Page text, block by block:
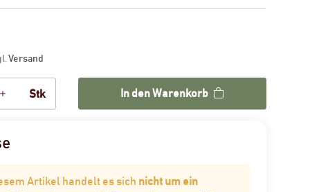
Versand
Stk In den Warenkorb
Artikel handelt es sich nicht um ein